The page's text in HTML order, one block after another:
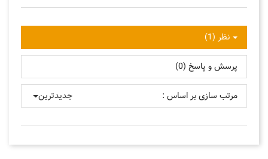
نظر (1)
پرسش و پاسخ (0)
مرتب سازی بر اساس : جدیدترین